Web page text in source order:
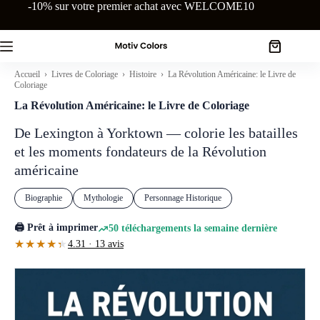
contenu
-10% sur votre premier achat avec WELCOME10
Panier
Accueil › Livres de Coloriage › Histoire › La Révolution Américaine: le Livre de
Coloriage
La Révolution Américaine: le Livre de Coloriage
De Lexington à Yorktown — colorie les batailles
et les moments fondateurs de la Révolution
américaine
Biographie Mythologie Personnage Historique
🖨️ Prêt à imprimer 50 téléchargements la semaine dernière
★★★★★
★★★★★ 4.31 · 13 avis